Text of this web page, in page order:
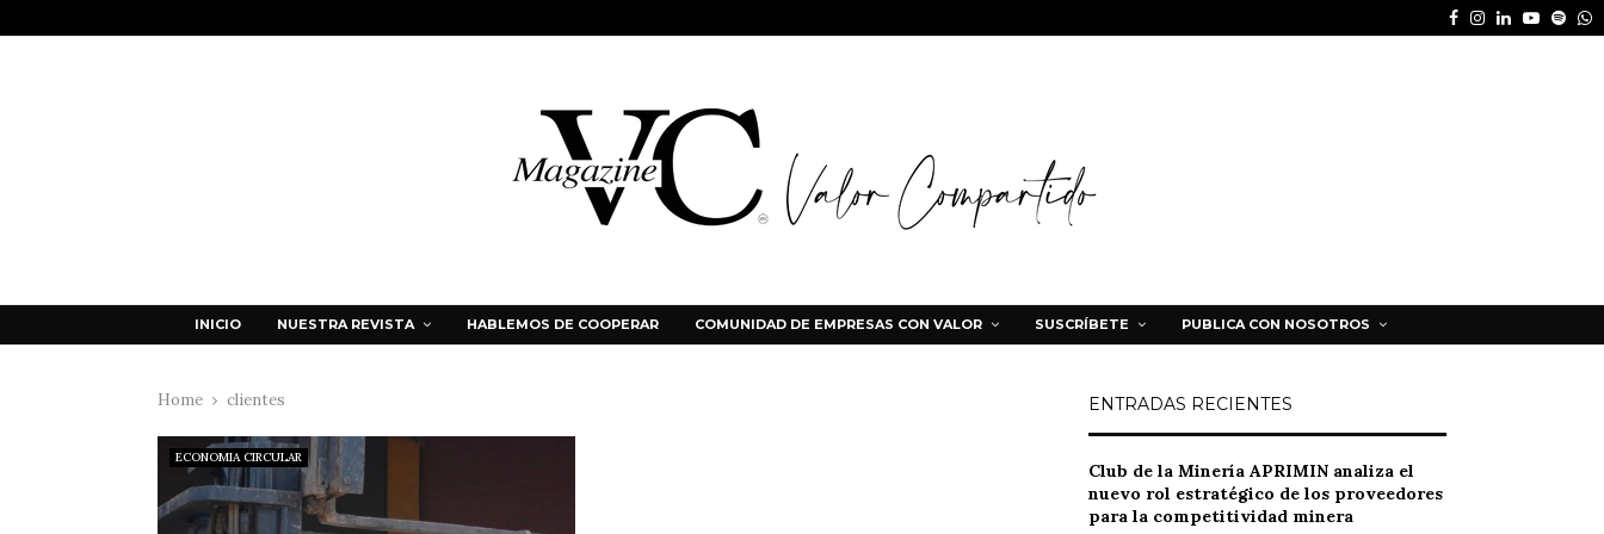
Facebook
Instagram
LinkedinYoutube
INICIO NUESTRA REVISTA HABLEMOS DE COOPERAR COMUNIDAD DE EMPRESAS CON VALOR SUSCRÍBETE PUBLICA CON NOSOTROS
Home clientes
ECONOMIA CIRCULAR
ENTRADAS RECIENTES
Club de la Minería APRIMIN analiza el
nuevo rol estratégico de los proveedores
para la competitividad minera